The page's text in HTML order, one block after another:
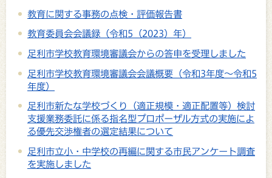
教育に関する事務の点検・評価報告書
教育委員会会議録（令和5（2023）年）
足利市学校教育環境審議会からの答申を受理しました
足利市学校教育環境審議会会議概要（令和3年度～令和5
年度）
足利市新たな学校づくり（適正規模・適正配置等）検討
支援業務委託に係る指名型プロポーザル方式の実施によ
る優先交渉権者の選定結果について
足利市立小・中学校の再編に関する市民アンケート調査
を実施しました